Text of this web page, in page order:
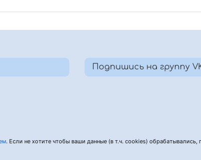
Подпишись на группу
. Если не хотите чтобы ваши данные (в т.ч. cookies) обрабатывались,